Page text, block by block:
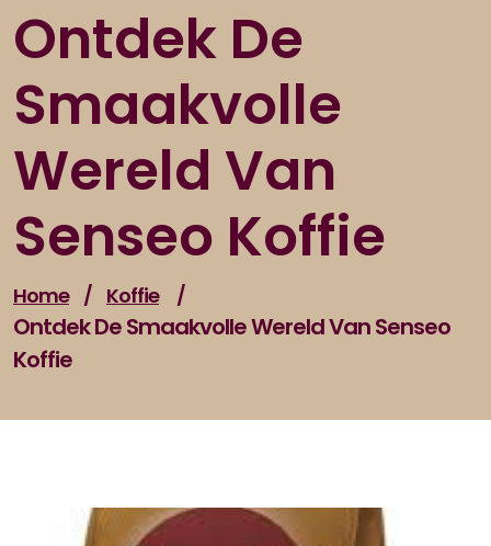
Ontdek De
Smaakvolle
Wereld Van
Senseo Koffie
Home / Koffie /
Ontdek De Smaakvolle Wereld Van Senseo
Koffie